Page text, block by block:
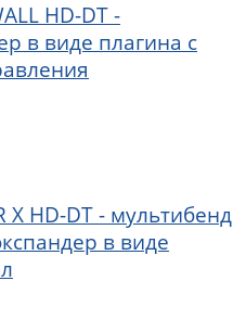
HD-DT -
в виде плагина с
X HD-DT - мультибенд
в виде